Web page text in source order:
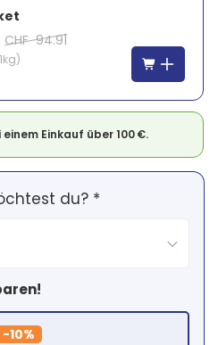
CHF 94.91
1kg)
Einkauf über 100 €.
du? *
-10%